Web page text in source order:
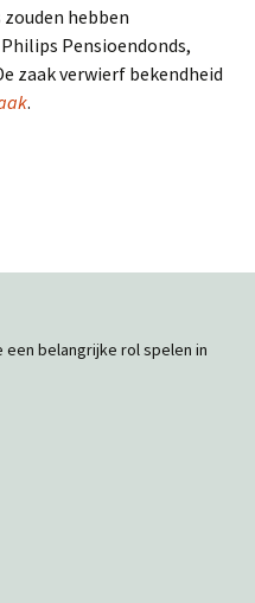
hebben
Pensioendonds,
zaak verwierf bekendheid
.
belangrijke rol spelen in